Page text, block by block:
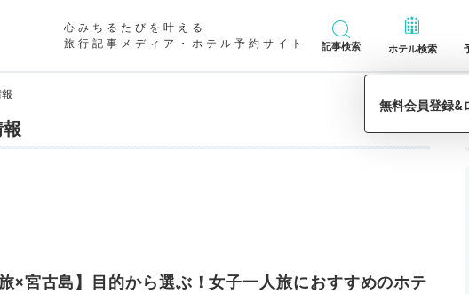
心みちるたびを叶える
旅行記事メディア・ホテル予約サイト
記事検索 ホテル検索
旅×宮古島】目的から選ぶ！女子一人旅におすすめのホテ